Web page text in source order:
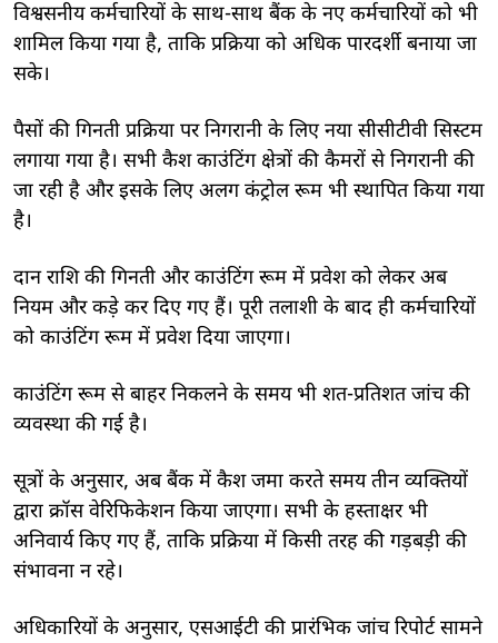
विश्वसनीय कर्मचारियों के साथ-साथ बैंक के नए कर्मचारियों को भी
शामिल किया गया है, ताकि प्रक्रिया को अधिक पारदर्शी बनाया जा
सके।
पैसों की गिनती प्रक्रिया पर निगरानी के लिए नया सीसीटीवी सिस्टम
लगाया गया है। सभी कैश काउंटिंग क्षेत्रों की कैमरों से निगरानी की
जा रही है और इसके लिए अलग कंट्रोल रूम भी स्थापित किया गया
है।
दान राशि की गिनती और काउंटिंग रूम में प्रवेश को लेकर अब
नियम और कड़े कर दिए गए हैं। पूरी तलाशी के बाद ही कर्मचारियों
को काउंटिंग रूम में प्रवेश दिया जाएगा।
काउंटिंग रूम से बाहर निकलने के समय भी शत-प्रतिशत जांच की
व्यवस्था की गई है।
सूत्रों के अनुसार, अब बैंक में कैश जमा करते समय तीन व्यक्तियों
द्वारा क्रॉस वेरिफिकेशन किया जाएगा। सभी के हस्ताक्षर भी
अनिवार्य किए गए हैं, ताकि प्रक्रिया में किसी तरह की गड़बड़ी की
संभावना न रहे।
अधिकारियों के अनुसार, एसआईटी की प्रारंभिक जांच रिपोर्ट सामने